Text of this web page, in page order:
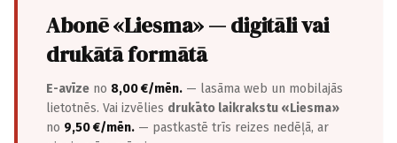
Abonē «Liesma» — digitāli vai
drukātā formātā
E-avīze no 8,00 €/mēn. — lasāma web un mobilajās
lietotnēs. Vai izvēlies drukāto laikrakstu «Liesma»
no 9,50 €/mēn. — pastkastē trīs reizes nedēļā, ar